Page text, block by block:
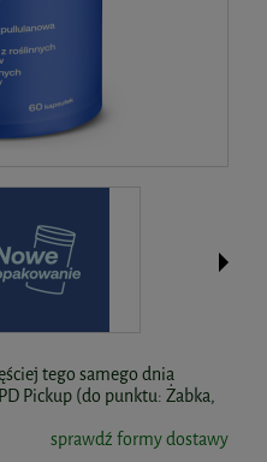
tego samego dnia
Pickup (do punktu: Żabka,
sprawdź formy dostawy